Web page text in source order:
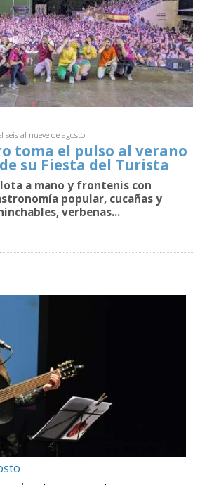
seis al nueve de agosto
toma el pulso al verano
su Fiesta del Turista
a mano y frontenis con
popular, cucañas y
verbenas...